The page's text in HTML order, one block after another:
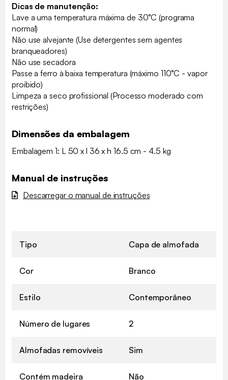
Dicas de manutenção:
Lave a uma temperatura máxima de 30°C (programa
normal)
Não use alvejante (Use detergentes sem agentes
branqueadores)
Não use secadora
Passe a ferro à baixa temperatura (máximo 110°C - vapor
proibido)
Limpeza a seco profissional (Processo moderado com
restrições)
Dimensões da embalagem
Embalagem 1: L 50 x l 36 x h 16.5 cm - 4.5 kg
Manual de instruções
Descarregar o manual de instruções
Tipo Capa de almofada
Cor Branco
Estilo Contemporâneo
Número de lugares 2
Almofadas removíveis Sim
Contém madeira Não